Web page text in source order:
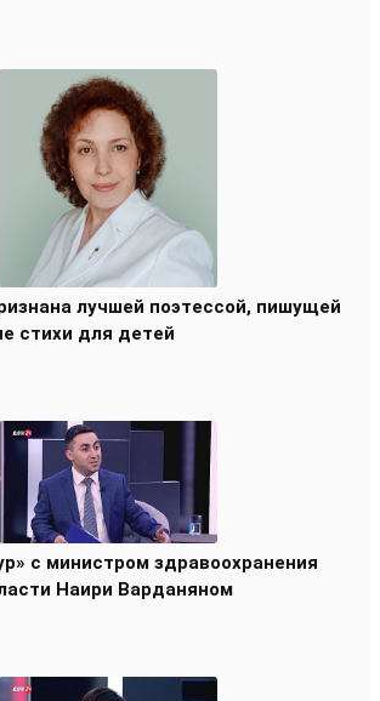
лучшей поэтессой, пишущей
стихи для детей
с министром здравоохранения
Наири Варданяном